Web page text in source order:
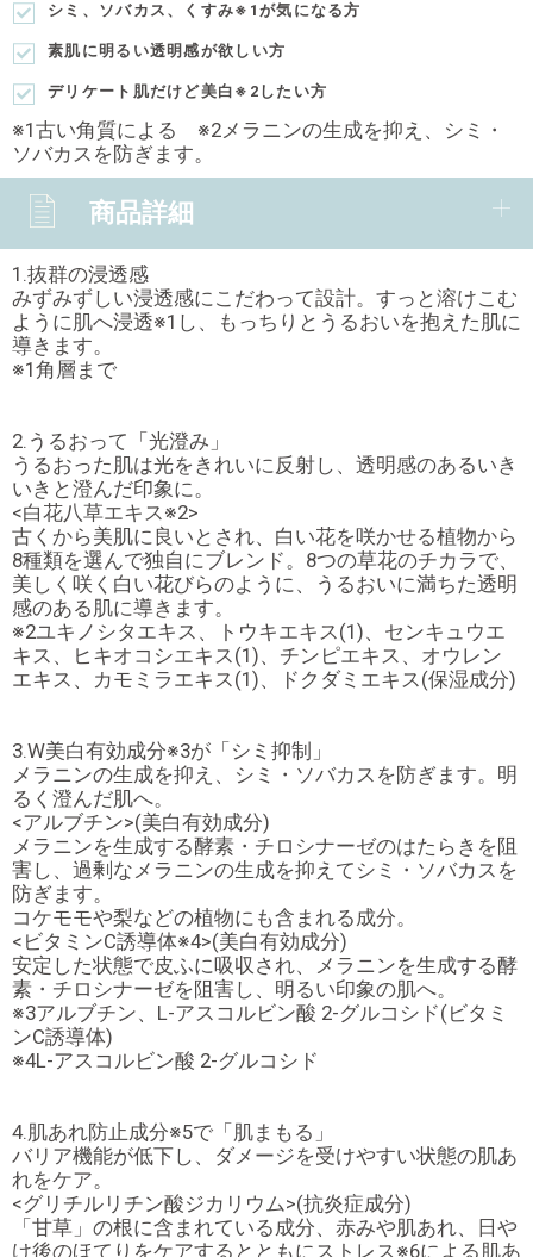
シミ、ソバカス、くすみ※1が気になる方
素肌に明るい透明感が欲しい方
デリケート肌だけど美白※2したい方
※1古い角質による ※2メラニンの生成を抑え、シミ・
ソバカスを防ぎます。
商品詳細
1.抜群の浸透感
みずみずしい浸透感にこだわって設計。すっと溶けこむ
ように肌へ浸透※1し、もっちりとうるおいを抱えた肌に
導きます。
※1角層まで
2.うるおって「光澄み」
うるおった肌は光をきれいに反射し、透明感のあるいき
いきと澄んだ印象に。
<白花八草エキス※2>
古くから美肌に良いとされ、白い花を咲かせる植物から
8種類を選んで独自にブレンド。8つの草花のチカラで、
美しく咲く白い花びらのように、うるおいに満ちた透明
感のある肌に導きます。
※2ユキノシタエキス、トウキエキス(1)、センキュウエ
キス、ヒキオコシエキス(1)、チンピエキス、オウレン
エキス、カモミラエキス(1)、ドクダミエキス(保湿成分)
3.W美白有効成分※3が「シミ抑制」
メラニンの生成を抑え、シミ・ソバカスを防ぎます。明
るく澄んだ肌へ。
<アルブチン>(美白有効成分)
メラニンを生成する酵素・チロシナーゼのはたらきを阻
害し、過剰なメラニンの生成を抑えてシミ・ソバカスを
防ぎます。
コケモモや梨などの植物にも含まれる成分。
<ビタミンC誘導体※4>(美白有効成分)
安定した状態で皮ふに吸収され、メラニンを生成する酵
素・チロシナーゼを阻害し、明るい印象の肌へ。
※3アルブチン、L-アスコルビン酸 2-グルコシド(ビタミ
ンC誘導体)
※4L-アスコルビン酸 2-グルコシド
4.肌あれ防止成分※5で「肌まもる」
バリア機能が低下し、ダメージを受けやすい状態の肌あ
れをケア。
<グリチルリチン酸ジカリウム>(抗炎症成分)
「甘草」の根に含まれている成分、赤みや肌あれ、日や
け後のほてりをケアするとともにストレス※6による肌あ